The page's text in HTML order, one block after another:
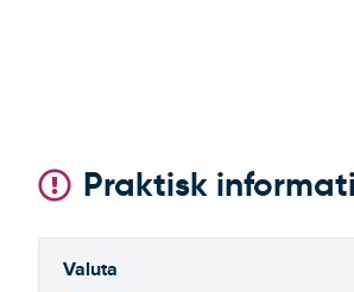
Praktisk
Valuta